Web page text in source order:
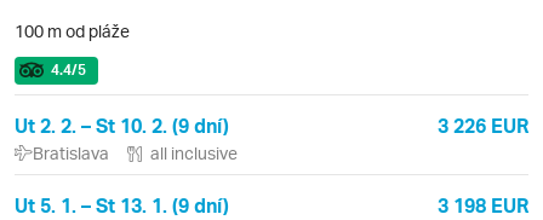
100 m od pláže
4.4/5
Ut 2. 2. – St 10. 2. (9 dní) 3 226 EUR
Bratislava all inclusive
Ut 5. 1. – St 13. 1. (9 dní) 3 198 EUR